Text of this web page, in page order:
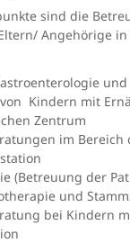
sind die
Angehörige
Kindern mit
Zentrum
im Bereich
(Betreuung der
und
bei Kindern